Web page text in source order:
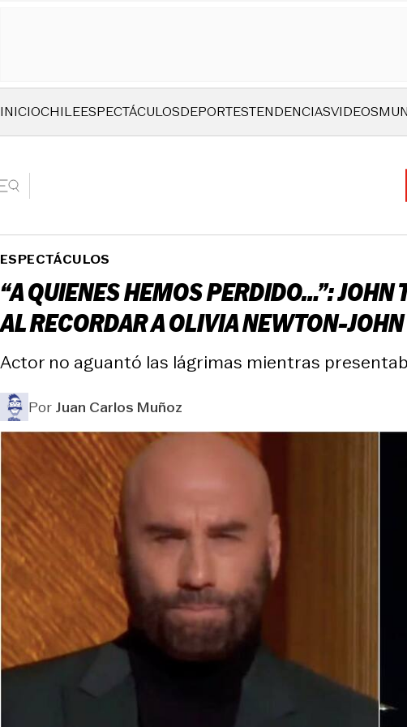
INICIOCHILEESPECTÁCULOSDEPORTESTENDENCIASVIDEOS
ESPECTÁCULOS
“A QUIENES HEMOS PERDIDO…”:
AL RECORDAR A OLIVIA NEWTON-JOHN
Actor no aguantó las lágrimas mientras
PorJuan Carlos Muñoz